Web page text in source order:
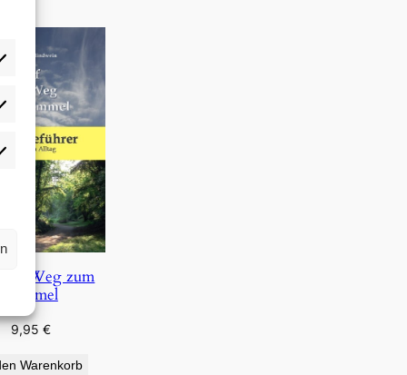
Weg zum
Himmel
9,95€
Warenkorb